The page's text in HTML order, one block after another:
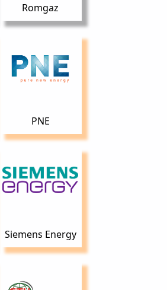
Romgaz
PNE
Siemens Energy